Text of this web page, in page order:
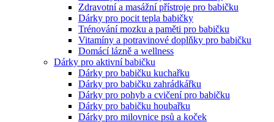
Zdravotní a masážní přístroje pro babičku
Dárky pro pocit tepla babičky
Trénování mozku a paměti pro babičku
Vitamíny a potravinové doplňky pro babičku
Domácí lázně a wellness
Dárky pro aktivní babičku
Dárky pro babičku kuchařku
Dárky pro babičku zahrádkářku
Dárky pro pohyb a cvičení pro babičku
Dárky pro babičku houbařku
Dárky pro milovnice psů a koček